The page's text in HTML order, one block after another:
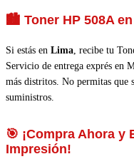
🏙️ Toner HP 508A
Si estás en Lima, recibe tu
Servicio de entrega exprés en
más distritos. No permitas que
suministros.
🎯 ¡Compra Ahora y
Impresión!